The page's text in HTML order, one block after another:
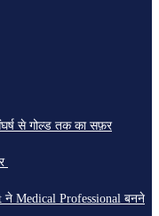
से गोल्ड तक का सफ़र
ने Medical Professional बनने